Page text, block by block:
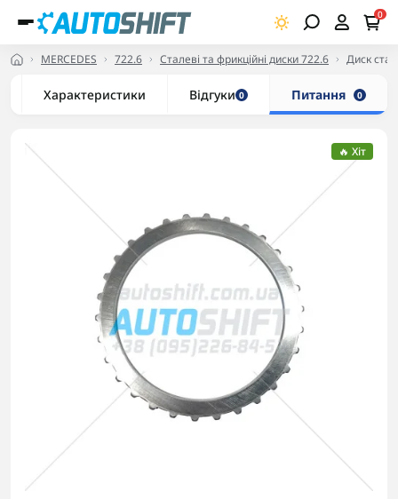
0
MERCEDES 722.6 Сталеві та фрикційні диски 722.6 Диск
Характеристики Відгуки 0 Питання 0
🔥 Хіт